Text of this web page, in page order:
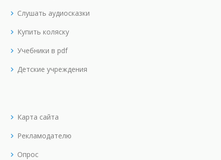
Слушать аудиосказки
Купить коляску
Учебники в pdf
Детские учреждения
Карта сайта
Рекламодателю
Опрос